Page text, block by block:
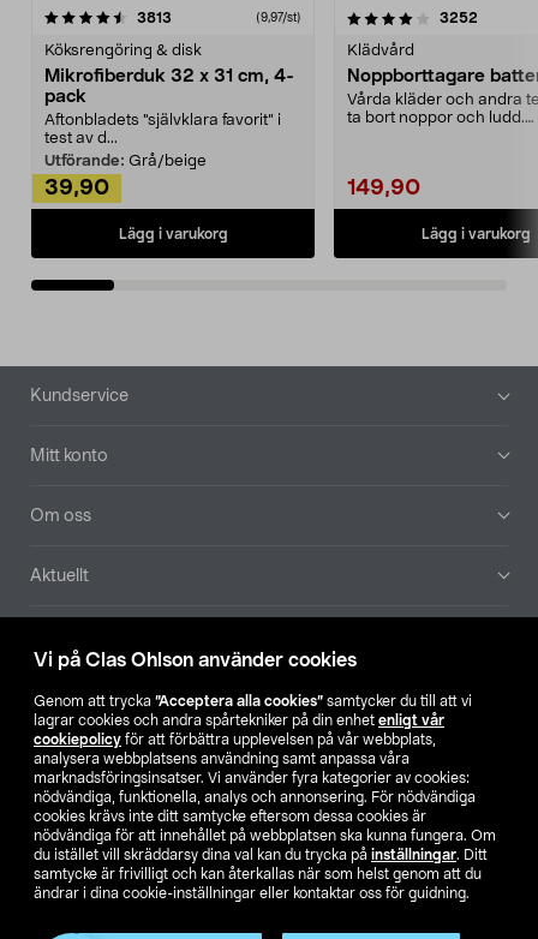
Vi på Clas Ohlson använder cookies
Genom att trycka ”Acceptera alla cookies” samtycker du till att vi
lagrar cookies och andra spårtekniker på din enhet enligt vår
cookiepolicy för att förbättra upplevelsen på vår webbplats,
analysera webbplatsens användning samt anpassa våra
marknadsföringsinsatser. Vi använder fyra kategorier av cookies:
nödvändiga, funktionella, analys och annonsering. För nödvändiga
cookies krävs inte ditt samtycke eftersom dessa cookies är
nödvändiga för att innehållet på webbplatsen ska kunna fungera. Om
du istället vill skräddarsy dina val kan du trycka på inställningar. Ditt
samtycke är frivilligt och kan återkallas när som helst genom att du
ändrar i dina cookie-inställningar eller kontaktar oss för guidning.
3813 (9,97/st)
Köksrengöring & disk
Mikrofiberduk 32 x 31 cm, 4-
pack
Aftonbladets "självklara favorit” i
test av d...
Utförande: Grå/beige
39,90
Lägg i varukorg
4.0av 5 stjärnor 3252
Klädvård
Noppborttagare
Vårda kläder och andra
ta bort noppor och ludd.
149,90
Lägg i varukorg
4.5av 5 stjärnor
Sidfot
Kundservice
Mitt konto
Om oss
Aktuellt
Hitta butik
SE NO FI